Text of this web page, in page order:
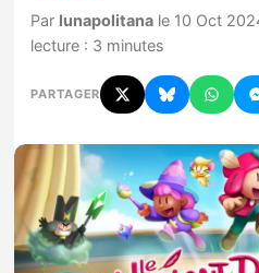
Hardware
Mises à jour
Chiffres de ventes
Rumeurs
Nintendo Direct
Par lunapolitana le 10 Oct
lecture : 3 minutes
PARTAGER